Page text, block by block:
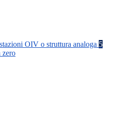
OIV o struttura analoga 5
zero